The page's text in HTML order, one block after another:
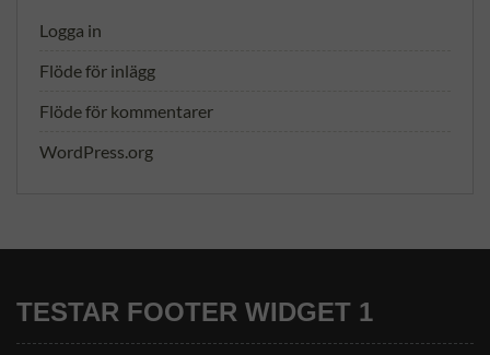
Logga in
Flöde för inlägg
Flöde för kommentarer
WordPress.org
TESTAR FOOTER WIDGET 1